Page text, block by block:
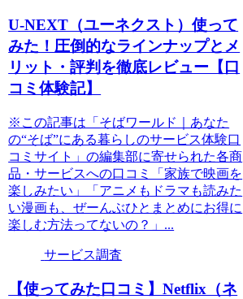
U-NEXT（ユーネクスト）使って
みた！圧倒的なラインナップとメ
リット・評判を徹底レビュー【口
コミ体験記】
※この記事は「そばワールド｜あなた
の“そば”にある暮らしのサービス体験口
コミサイト」の編集部に寄せられた各商
品・サービスへの口コミ「家族で映画を
楽しみたい」「アニメもドラマも読みた
い漫画も、ぜーんぶひとまとめにお得に
楽しむ方法ってないの？」...
サービス調査
【使ってみた口コミ】Netflix（ネ